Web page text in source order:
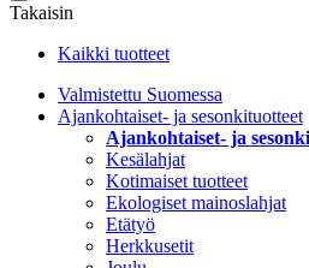
Takaisin
Kaikki tuotteet
Valmistettu Suomessa
Ajankohtaiset- ja sesonkituotteet
Ajankohtaiset- ja
Kesälahjat
Kotimaiset tuotteet
Ekologiset mainoslahjat
Etätyö
Herkkusetit